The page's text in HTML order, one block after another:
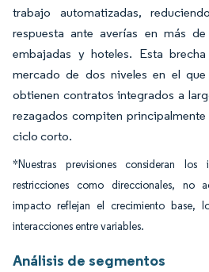
trabajo automatizadas,
respuesta ante averías en más
embajadas y hoteles. Esta
mercado de dos niveles en el
obtienen contratos integrados a
rezagados compiten
ciclo corto.
*Nuestras previsiones consideran
restricciones como direccionales, no
impacto reflejan el crecimiento base,
interacciones entre variables.
Análisis de segmentos